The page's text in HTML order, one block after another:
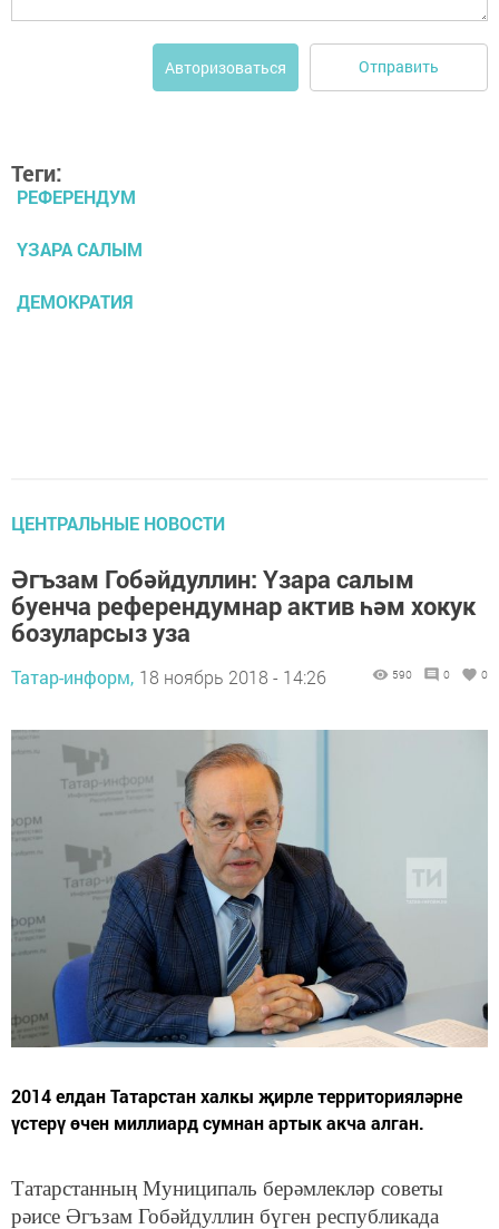
Авторизоваться Отправить
Теги:
РЕФЕРЕНДУМ
ҮЗАРА САЛЫМ
ДЕМОКРАТИЯ
ЦЕНТРАЛЬНЫЕ НОВОСТИ
Әгъзам Гобәйдуллин: Үзара салым
буенча референдумнар актив һәм хокук
бозуларсыз уза
Татар-информ, 18 ноябрь 2018 - 14:26 590 0 0
2014 елдан Татарстан халкы җирле территорияләрне
үстерү өчен миллиард сумнан артык акча алган.
Татарстанның Муниципаль берәмлекләр советы
рәисе Әгъзам Гобәйдуллин бүген республикада